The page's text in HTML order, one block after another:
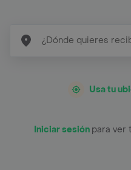
Usa tu
Iniciar sesión para ver